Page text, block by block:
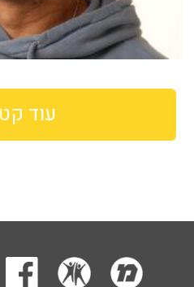
עוד